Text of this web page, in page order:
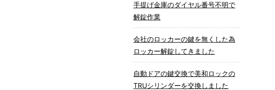
手提げ金庫のダイヤル番号不明で
解錠作業
会社のロッカーの鍵を無くした為
ロッカー解錠してきました
自動ドアの鍵交換で美和ロックの
TRUシリンダーを交換しました